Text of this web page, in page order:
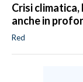
Crisi
anche in
Red